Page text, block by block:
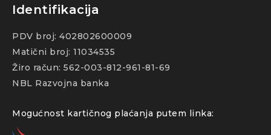
Identifikacija
PDV broj: 402802600009
Matični broj: 11034535
Žiro račun: 562-003-812-961-81-69
NBL Razvojna banka
Mogućnost kartičnog plaćanja putem linka: